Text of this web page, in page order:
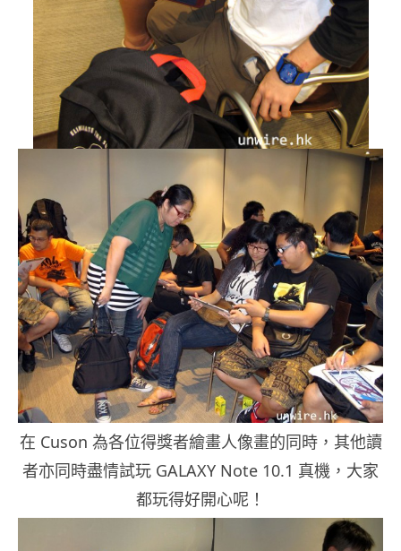
在 Cuson 為各位得獎者繪畫人像畫的同時，其他讀
者亦同時盡情試玩 GALAXY Note 10.1 真機，大家
都玩得好開心呢！